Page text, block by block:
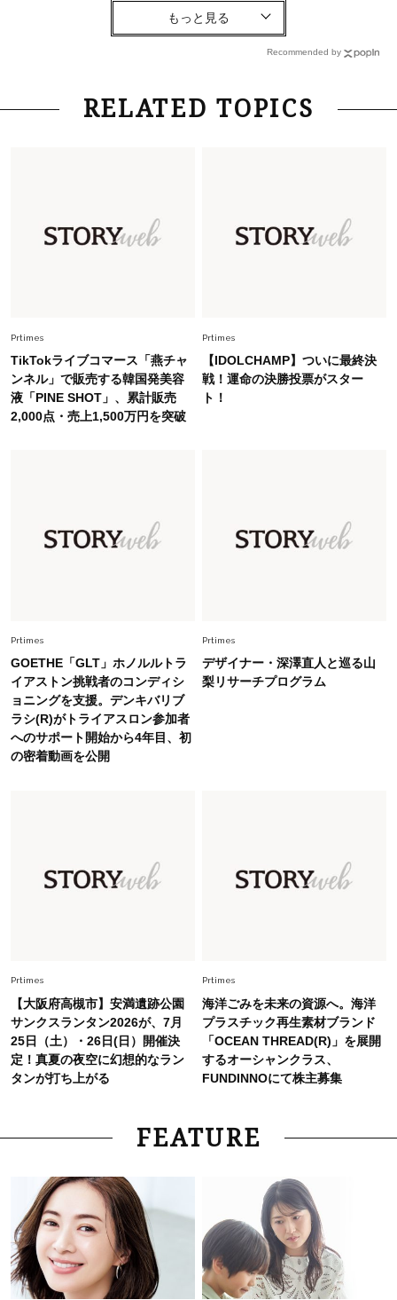
Lifestyle
26年夏の【開運アクション】は”ひと拭き”習
慣！「金運アップ→トイレ、じゃあ底上げ運
Fashion 2026.6.12
中村ゆりさん「40代になり、やっと“仕事以外の
「オシャレ」も整うトレンドトップス〈4選〉
Fashion 2026.6.26
初夏はこれさえあれば！40代は【淡色ワンピ】
で即涼しげ＆上品見え〈3選〉
Fashion 2026.7.9
スタイリストが本気で推す！40代がほどよく華
やぐ【甘め黒アイテム】3選
【40代夏コーデ】猛暑でも快適＆上品に！体型
カバーも叶う厳選アイテム〈13選〉
ぎない【キャップ＆ハット】4選
Recommended by
RELATED TOPICS
Prtimes
TikTokライブコマース「燕チャ
ンネル」で販売する韓国発美容
液「PINE SHOT」、累計販売
2,000点・売上1,500万円を突破
Prtimes
【IDOLCHAMP】ついに最終決
戦！運命の決勝投票がスター
ト！
Prtimes
GOETHE「GLT」ホノルルトラ
イアストン挑戦者のコンディシ
ョニングを支援。デンキバリブ
ラシ(R)がトライアスロン参加者
へのサポート開始から4年目、初
の密着動画を公開
Prtimes
デザイナー・深澤直人と巡る山
梨リサーチプログラム
Prtimes
【大阪府高槻市】安満遺跡公園
サンクスランタン2026が、7月
25日（土）・26日(日）開催決
定！真夏の夜空に幻想的なラン
タンが打ち上がる
Prtimes
海洋ごみを未来の資源へ。海洋
プラスチック再生素材ブランド
「OCEAN THREAD(R)」を展開
するオーシャンクラス、
FUNDINNOにて株主募集
FEATURE